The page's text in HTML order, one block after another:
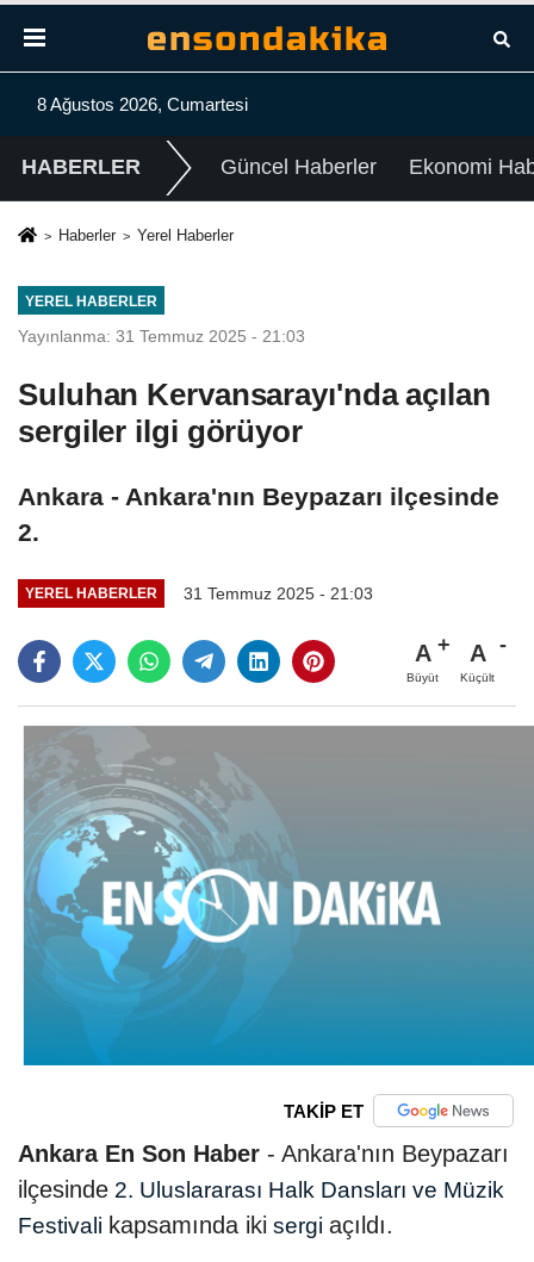
8 Ağustos 2026, Cumartesi
HABERLER Güncel Haberler Ekonomi
Haberler Yerel Haberler
YEREL HABERLER
Yayınlanma: 31 Temmuz 2025 - 21:03
Suluhan Kervansarayı'nda açılan
sergiler ilgi görüyor
Ankara - Ankara'nın Beypazarı ilçesinde
2.
YEREL HABERLER 31 Temmuz 2025 - 21:03
A
Büyüt
A
Küçült
TAKİP ET
Ankara En Son Haber - Ankara'nın Beypazarı
ilçesinde 2. Uluslararası Halk Dansları ve Müzik
Festivali kapsamında iki sergi açıldı.